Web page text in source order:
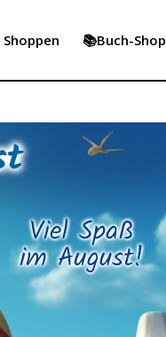
Shoppen 📚Buch-Shop